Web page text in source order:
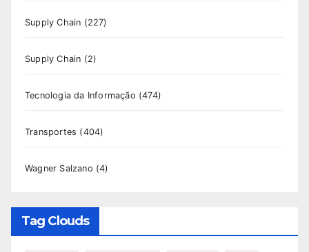
Supply Chain (227)
Supply Chain (2)
Tecnologia da Informação (474)
Transportes (404)
Wagner Salzano (4)
Tag Clouds